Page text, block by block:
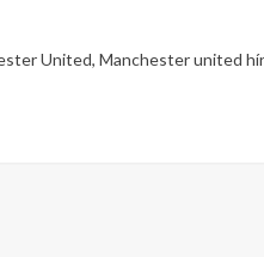
United, Manchester united